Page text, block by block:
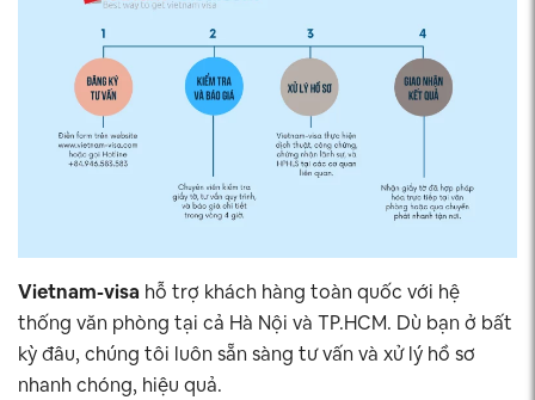
Vietnam-visa hỗ trợ khách hàng toàn quốc với hệ
thống văn phòng tại cả Hà Nội và TP.HCM. Dù bạn ở bất
kỳ đâu, chúng tôi luôn sẵn sàng tư vấn và xử lý hồ sơ
nhanh chóng, hiệu quả.